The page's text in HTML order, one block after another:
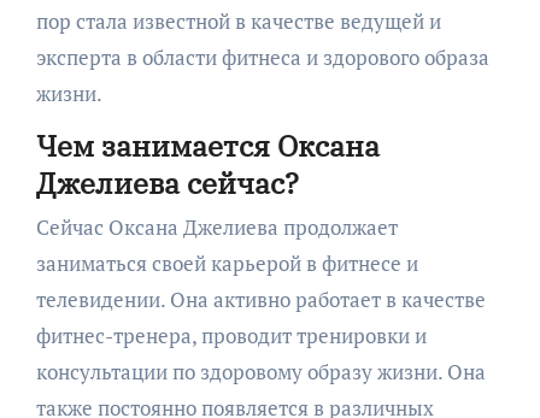
пор стала известной в качестве ведущей и
эксперта в области фитнеса и здорового образа
жизни.
Чем занимается Оксана
Джелиева сейчас?
Сейчас Оксана Джелиева продолжает
заниматься своей карьерой в фитнесе и
телевидении. Она активно работает в качестве
фитнес-тренера, проводит тренировки и
консультации по здоровому образу жизни. Она
также постоянно появляется в различных